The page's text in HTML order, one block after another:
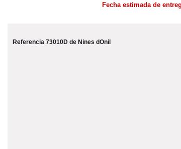
Fecha estimada de
Referencia 73010D de Nines dOnil